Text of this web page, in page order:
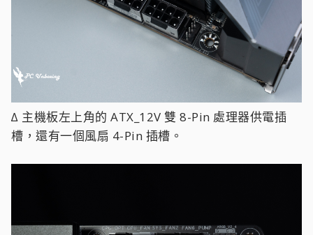
∆ 主機板左上角的 ATX_12V 雙 8-Pin 處理器供電插
槽，還有一個風扇 4-Pin 插槽。